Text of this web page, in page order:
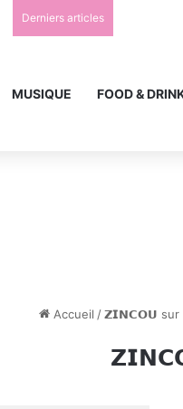
Derniers articles
MUSIQUE FOOD &
Accueil /𝗭𝗜𝗡𝗖𝗢𝗨 sur